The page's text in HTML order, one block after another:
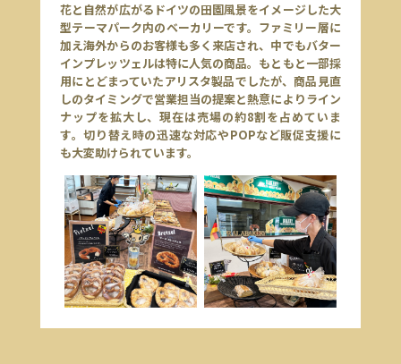
花と自然が広がるドイツの田園風景をイメージした大
型テーマパーク内のベーカリーです。ファミリー層に
加え海外からのお客様も多く来店され、中でもバター
インプレッツェルは特に人気の商品。もともと一部採
用にとどまっていたアリスタ製品でしたが、商品見直
しのタイミングで営業担当の提案と熱意によりライン
ナップを拡大し、現在は売場の約8割を占めていま
す。切り替え時の迅速な対応やPOPなど販促支援に
も大変助けられています。